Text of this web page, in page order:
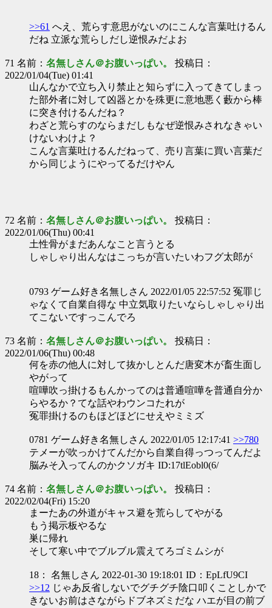
>>61 へえ、荒らす意思がないのにこんな言葉吐けるん
だね 立派な荒らしだし逆恨みだよお
71 名前： 名無しさん＠お腹いっぱい。 投稿日：
2022/01/04(Tue) 01:41
山んなかで立ち入り禁止と知らずに入ってきてしまっ
た部外者に対して凶器とかを殊更に意地悪く藪から棒
に突き付けるんだね？
わざと荒らすのならまだしもなぜ逆恨みされなきゃい
けないわけよ？
こんな言葉吐けるんだねって、売り言葉に買い言葉だ
から同じようにやってるだけやん
72 名前： 名無しさん＠お腹いっぱい。 投稿日：
2022/01/06(Thu) 00:41
土性骨がまだあんなこと言うとる
しゃしゃり出んなはこっちが言いたいわフグ太郎が
0793 ゲーム好き名無しさん 2022/01/05 22:57:52 冤罪じ
ゃなくて自業自得な 中立気取りたいならしゃしゃり出
てこないですっこんでろ
73 名前： 名無しさん＠お腹いっぱい。 投稿日：
2022/01/06(Thu) 00:48
何を赤の他人に対して抜かしとんだ唐変木が畜生面し
やがって
喧嘩吹っ掛けるもんかってのは普通喧嘩を普通自分か
らやるか？てな話やわウンコたれが
冤罪掛けるのもほどほどにせえやミミズ
0781 ゲーム好き名無しさん 2022/01/05 12:17:41 >>780
テメーが吹っかけてんだから自業自得っつってんだよ
脳みそ入ってんのかクソガキ ID:17tlEobl0(6/
74 名前： 名無しさん＠お腹いっぱい。 投稿日：
2022/02/04(Fri) 15:20
まーたあの外道がキャス避を荒らしてやがる
もう掲示板やるな
巣に帰れ
そして寒い中でブルブル震えてろゴミムシが
18： 名無しさん 2022-01-30 19:18:01 ID：EpLfU9CI
>>12 じゃあ反省しないでグチグチ陰口叩くことしかで
きないお前はさながらドブネズミだな ハエが目の前ブ